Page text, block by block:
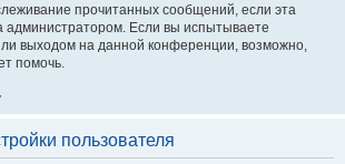
прочитанных сообщений, если эта
администратором. Если вы испытываете
выходом на данной конференции, возможно,
помочь.
пользователя